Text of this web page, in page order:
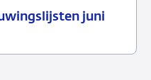
juni